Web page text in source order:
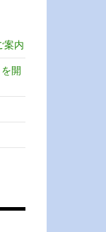
案内
開